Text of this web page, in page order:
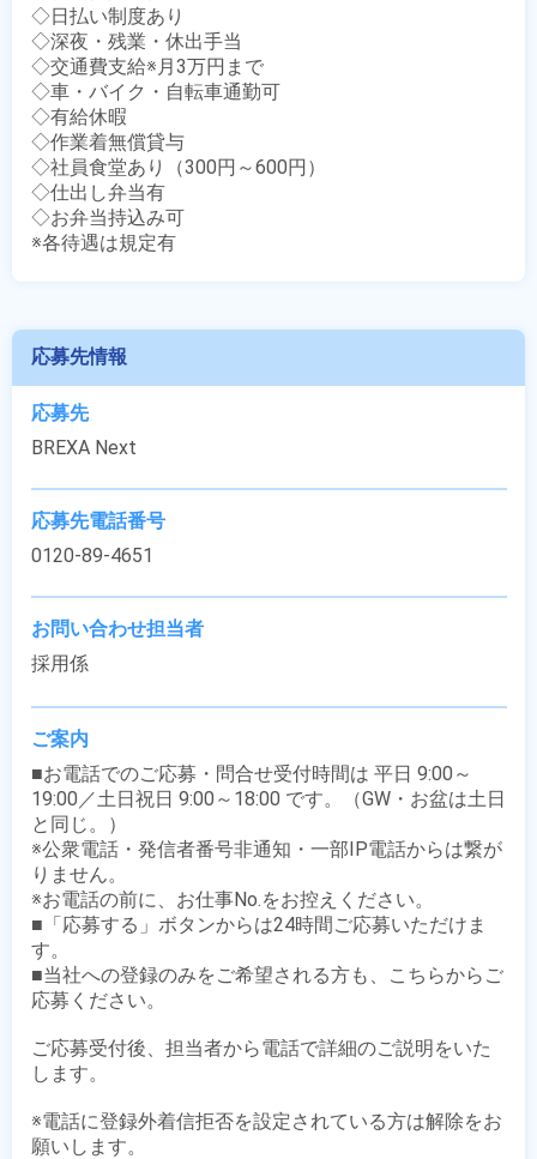
◇日払い制度あり
◇深夜・残業・休出手当
◇交通費支給※月3万円まで
◇車・バイク・自転車通勤可
◇有給休暇
◇作業着無償貸与
◇社員食堂あり（300円～600円）
◇仕出し弁当有
◇お弁当持込み可
※各待遇は規定有
応募先情報
応募先
BREXA Next
応募先電話番号
0120-89-4651
お問い合わせ担当者
採用係
ご案内
■お電話でのご応募・問合せ受付時間は 平日 9:00～
19:00／土日祝日 9:00～18:00 です。（GW・お盆は土日
と同じ。）
※公衆電話・発信者番号非通知・一部IP電話からは繋が
りません。
※お電話の前に、お仕事No.をお控えください。
■「応募する」ボタンからは24時間ご応募いただけま
す。
■当社への登録のみをご希望される方も、こちらからご
応募ください。
ご応募受付後、担当者から電話で詳細のご説明をいた
します。
※電話に登録外着信拒否を設定されている方は解除をお
願いします。